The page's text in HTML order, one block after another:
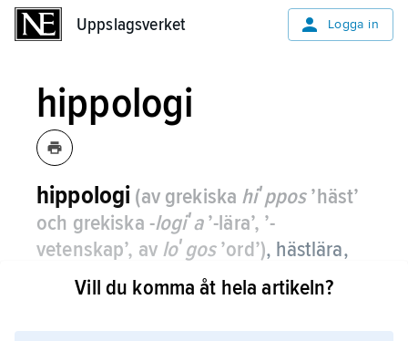
Uppslagsverket Logga in
hippologi
hippologi (av grekiska hiʹppos’häst’
och grekiska -logiʹa’-lära’, ’-
vetenskap’, av loʹgos’ord’), hästlära,
en kombination av teoretisk och
praktisk, på vetenskaplig grund stående
Vill du komma åt hela artikeln?